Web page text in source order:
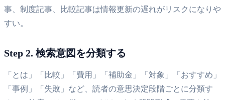
事、制度記事、比較記事は情報更新の遅れがリスクになりや
すい。
Step 2. 検索意図を分類する
「とは」「比較」「費用」「補助金」「対象」「おすすめ」
「事例」「失敗」など、読者の意思決定段階ごとに分類す